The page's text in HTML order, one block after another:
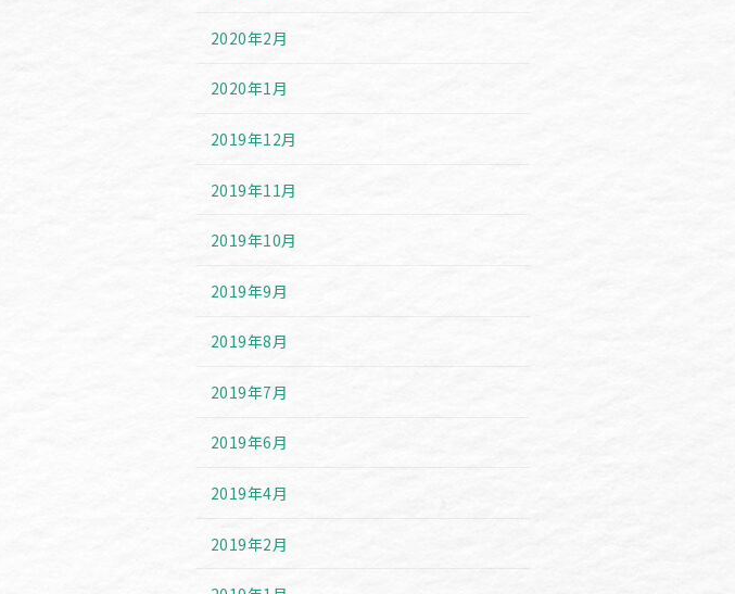
2020年2月
2020年1月
2019年12月
2019年11月
2019年10月
2019年9月
2019年8月
2019年7月
2019年6月
2019年4月
2019年2月